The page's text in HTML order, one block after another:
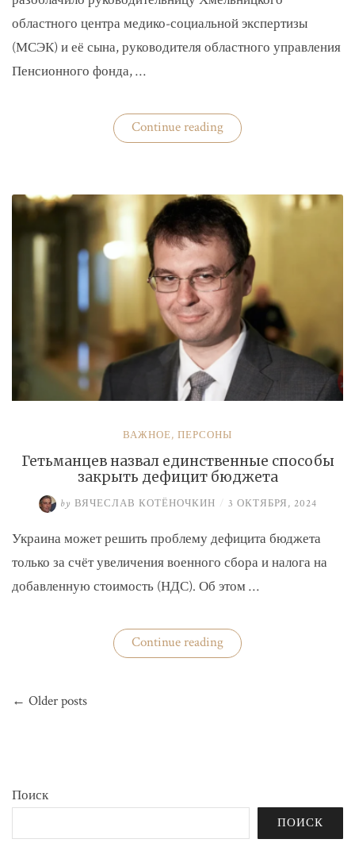
областного центра медико-социальной экспертизы
(МСЭК) и её сына, руководителя областного управления
Пенсионного фонда, …
Continue reading«В
Хмельницком
сын
зарабатывали
на
уклонистах»
ВАЖНОЕ, ПЕРСОНЫ
Гетьманцев назвал единственные способы
закрыть дефицит бюджета
by ВЯЧЕСЛАВ КОТЁНОЧКИН / 3 ОКТЯБРЯ, 2024
Украина может решить проблему дефицита бюджета
только за счёт увеличения военного сбора и налога на
добавленную стоимость (НДС). Об этом …
Continue reading«Гетьманцев
назвал
по
← Older posts
Поиск
ПОИСК